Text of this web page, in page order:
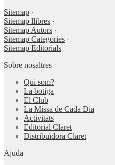
Sitemap ·
Sitemap llibres ·
Sitemap Autors ·
Sitemap Categories ·
Sitemap Editorials
Sobre nosaltres
Qui som?
La botiga
El Club
La Missa de Cada Dia
Activitats
Editorial Claret
Distribuïdora Claret
Ajuda